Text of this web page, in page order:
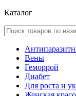
Каталог
Вены
Геморрой
Диабет
Для роста и